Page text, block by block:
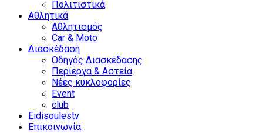
Πολιτιστικά
Αθλητικά
Αθλητισμός
Car & Moto
Διασκέδαση
Οδηγός Διασκέδασης
Περίεργα & Αστεία
Νέες κυκλοφορίες
Event
club
Eidisoulestv
Επικοινωνία